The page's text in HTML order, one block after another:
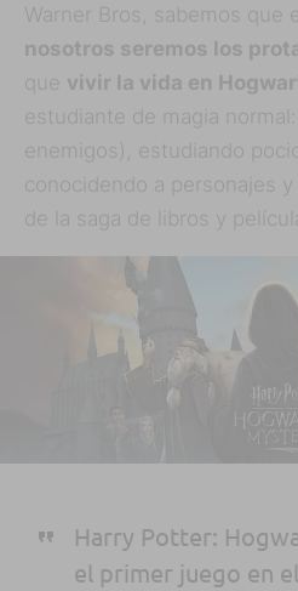
Warner Bros, sabemos que
nosotros seremos los
que vivir la vida en
estudiante de magia
enemigos), estudiando
conocidendo a personajes
de la saga de libros y
Harry Potter:
el primer juego en